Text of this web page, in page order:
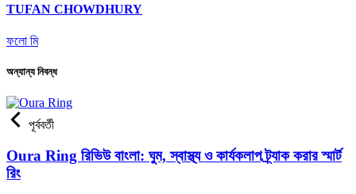
TUFAN CHOWDHURY
ফলো মি
অন্যান্য নিবন্ধ
পূর্ববর্তী
Oura Ring রিভিউ বাংলা: ঘুম, স্বাস্থ্য ও কার্যকলাপ ট্র্যাক করার স্মার্ট
রিং